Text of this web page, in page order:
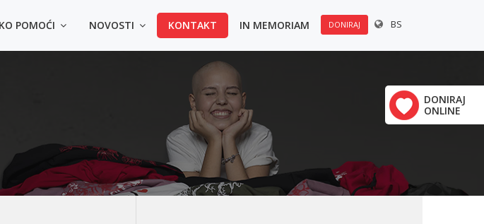
DONIRAJ BS
POMOĆI NOVOSTI KONTAKT IN MEMORIAM
×
da kupiš majicu:
web stranici:
DONIRAJ
ONLINE